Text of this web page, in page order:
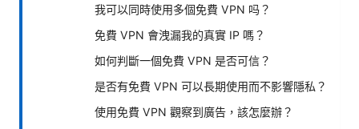
我可以同時使用多個免費 VPN 吗？
免費 VPN 會洩漏我的真實 IP 嗎？
如何判斷一個免費 VPN 是否可信？
是否有免費 VPN 可以長期使用而不影響隱私？
使用免費 VPN 觀察到廣告，該怎麼辦？